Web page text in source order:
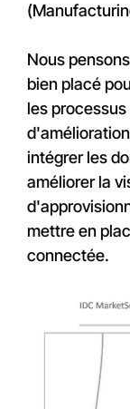
Nous
bien placé
les
intégrer les
améliorer la
mettre en
connectée.